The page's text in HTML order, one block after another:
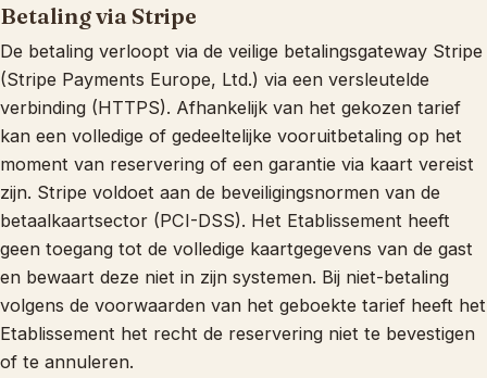
Betaling via Stripe
De betaling verloopt via de veilige betalingsgateway Stripe
(Stripe Payments Europe, Ltd.) via een versleutelde
verbinding (HTTPS). Afhankelijk van het gekozen tarief
kan een volledige of gedeeltelijke vooruitbetaling op het
moment van reservering of een garantie via kaart vereist
zijn. Stripe voldoet aan de beveiligingsnormen van de
betaalkaartsector (PCI-DSS). Het Etablissement heeft
geen toegang tot de volledige kaartgegevens van de gast
en bewaart deze niet in zijn systemen. Bij niet-betaling
volgens de voorwaarden van het geboekte tarief heeft het
Etablissement het recht de reservering niet te bevestigen
of te annuleren.